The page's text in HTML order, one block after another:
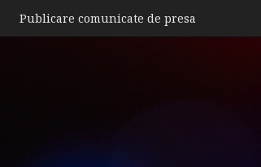
Publicare comunicate de presa